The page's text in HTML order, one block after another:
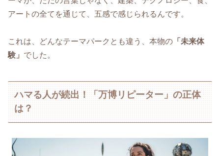
アートの全てを通じて、五感で感じられるんです。
これは、どんなテーマパークとも違う、本物の 「未来体
験」 でした。
ハマる人が続出！「万博リピーター」の正体
は？